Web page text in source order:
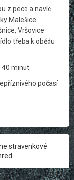
z pece a navíc
Malešice
Vršovice
třeba k obědu
minut.
počasí
stravenkové